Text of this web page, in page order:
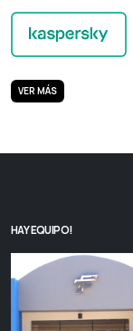
VER MÁS
HAY EQUIPO!